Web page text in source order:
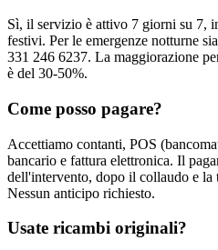
Sì, il servizio è attivo 7 giorni su 7,
festivi. Per le emergenze notturne
331 246 6237. La maggiorazione
è del 30-50%.
Come posso pagare?
Accettiamo contanti, POS
bancario e fattura elettronica. Il
dell'intervento, dopo il collaudo e la
Nessun anticipo richiesto.
Usate ricambi originali?